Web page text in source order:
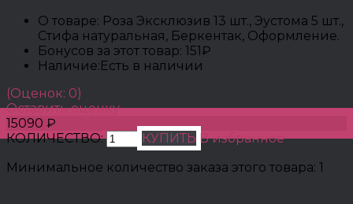
О товаре: Роза Эксклюзив 13 шт., Эустома 5 шт.,
Стифа натуральная, Беркентак, Оформление.
Бонусов за этот товар: 151₽
Наличие:Есть в наличии
(Оценок: 0)
Оставить оценку
15090 ₽
КОЛИЧЕСТВО:
КУПИТЬ В избранное
Минимальное количество заказа этого товара: 1